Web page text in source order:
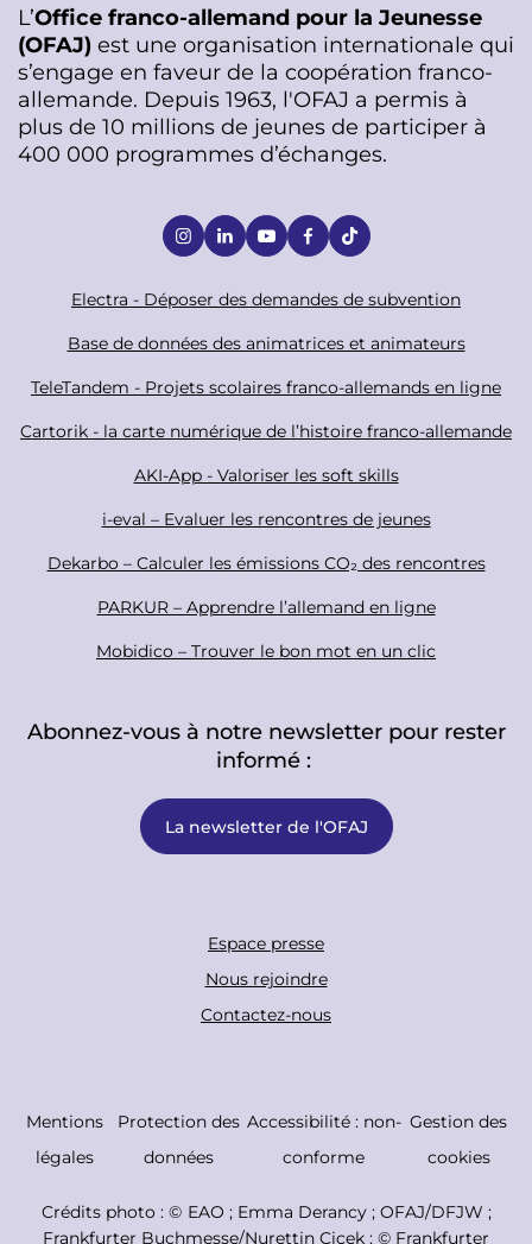
L’Office franco-allemand pour la Jeunesse
(OFAJ) est une organisation internationale qui
s’engage en faveur de la coopération franco-
allemande. Depuis 1963, l'OFAJ a permis à
plus de 10 millions de jeunes de participer à
400 000 programmes d’échanges.
ao
e
Electra - Déposer des demandes de subvention
Base de données des animatrices et animateurs
TeleTandem - Projets scolaires franco-allemands en ligne
Cartorik - la carte numérique de l’histoire franco-allemande
AKI-App - Valoriser les soft skills
i-eval – Evaluer les rencontres de jeunes
Dekarbo – Calculer les émissions CO₂ des rencontres
PARKUR – Apprendre l’allemand en ligne
Mobidico – Trouver le bon mot en un clic
Abonnez-vous à notre newsletter pour rester
informé :
La newsletter de l'OFAJ
r
B
Espace presse
Nous rejoindre
Contactez-nous
C
Mentions
légales
Protection des
données
Accessibilité : non-
conforme
Gestion des
cookies
Crédits photo : © EAO ; Emma Derancy ; OFAJ/DFJW ;
Frankfurter Buchmesse/Nurettin Çiçek ; © Frankfurter